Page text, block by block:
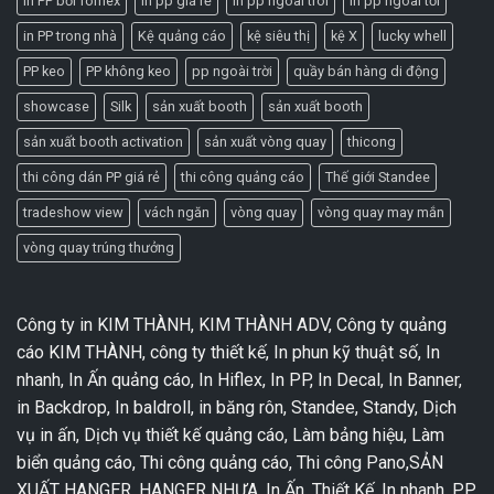
in PP trong nhà Kệ quảng cáo kệ siêu thị kệ X lucky whell
PP keo PP không keo pp ngoài trời quầy bán hàng di động
showcase Silk sản xuất booth sản xuất booth
sản xuất booth activation sản xuất vòng quay thicong
thi công dán PP giá rẻ thi công quảng cáo Thế giới Standee
tradeshow view vách ngăn vòng quay vòng quay may mắn
vòng quay trúng thưởng
Công ty in KIM THÀNH, KIM THÀNH ADV, Công ty quảng
cáo KIM THÀNH, công ty thiết kế, In phun kỹ thuật số, In
nhanh, In Ấn quảng cáo, In Hiflex, In PP, In Decal, In Banner,
in Backdrop, In baldroll, in băng rôn, Standee, Standy, Dịch
vụ in ấn, Dịch vụ thiết kế quảng cáo, Làm bảng hiệu, Làm
biển quảng cáo, Thi công quảng cáo, Thi công Pano,SẢN